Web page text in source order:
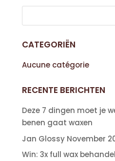
CATEGORIËN
Aucune catégorie
RECENTE BERICHTEN
Deze 7 dingen moet je
benen gaat waxen
Jan Glossy November
Win: 3x full wax